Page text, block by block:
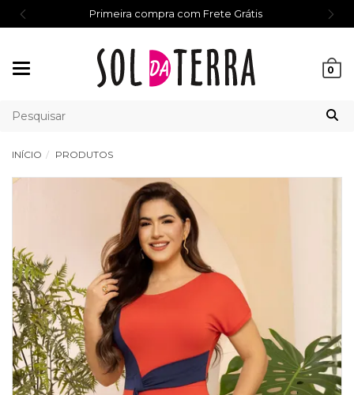
Primeira compra com Frete Grátis
0
INÍCIO PRODUTOS